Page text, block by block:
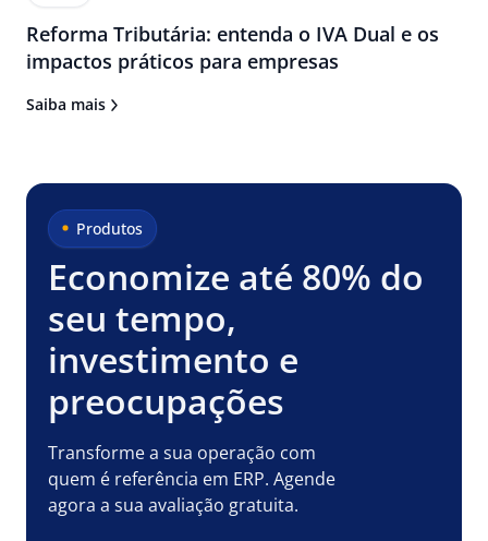
Reforma Tributária: entenda o IVA Dual e os
impactos práticos para empresas
Saiba mais
Produtos
Economize até 80% do
seu tempo,
investimento e
preocupações
Transforme a sua operação com
quem é referência em ERP. Agende
agora a sua avaliação gratuita.